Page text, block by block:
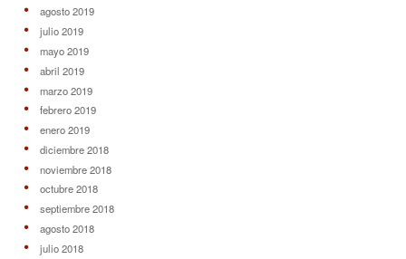
agosto 2019
julio 2019
mayo 2019
abril 2019
marzo 2019
febrero 2019
enero 2019
diciembre 2018
noviembre 2018
octubre 2018
septiembre 2018
agosto 2018
julio 2018